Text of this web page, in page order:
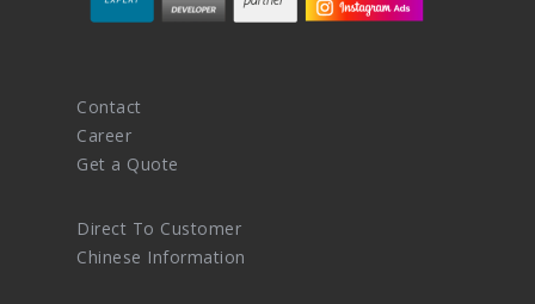
Contact
Career
Get a Quote
Direct To Customer
Chinese Information